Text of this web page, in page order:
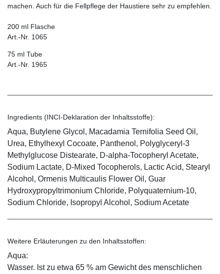
machen. Auch für die Fellpflege der Haustiere sehr zu empfehlen.
200 ml Flasche
Art.-Nr. 1065
75 ml Tube
Art.-Nr. 1965
Ingredients (INCI-Deklaration der Inhaltsstoffe):
Aqua, Butylene Glycol, Macadamia Ternifolia Seed Oil,
Urea, Ethylhexyl Cocoate, Panthenol, Polyglyceryl-3
Methylglucose Distearate, D-alpha-Tocopheryl Acetate,
Sodium Lactate, D-Mixed Tocopherols, Lactic Acid, Stearyl
Alcohol, Ormenis Multicaulis Flower Oil, Guar
Hydroxypropyltrimonium Chloride, Polyquaternium-10,
Sodium Chloride, Isopropyl Alcohol, Sodium Acetate
Weitere Erläuterungen zu den Inhaltsstoffen:
Aqua:
Wasser. Ist zu etwa 65 % am Gewicht des menschlichen